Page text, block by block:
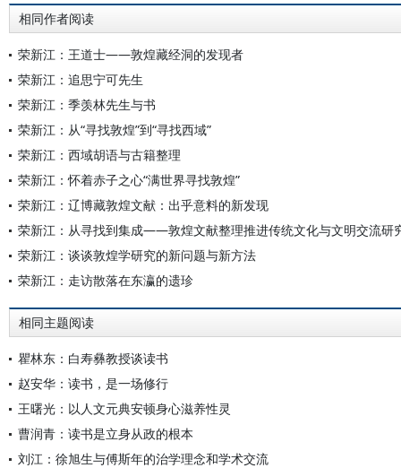
相同作者阅读
荣新江：王道士——敦煌藏经洞的发现者
荣新江：追思宁可先生
荣新江：季羡林先生与书
荣新江：从“寻找敦煌”到“寻找西域”
荣新江：西域胡语与古籍整理
荣新江：怀着赤子之心“满世界寻找敦煌”
荣新江：辽博藏敦煌文献：出乎意料的新发现
荣新江：从寻找到集成——敦煌文献整理推进传统文化与文明交流研
荣新江：谈谈敦煌学研究的新问题与新方法
荣新江：走访散落在东瀛的遗珍
相同主题阅读
瞿林东：白寿彝教授谈读书
赵安华：读书，是一场修行
王曙光：以人文元典安顿身心滋养性灵
曹润青：读书是立身从政的根本
刘江：徐旭生与傅斯年的治学理念和学术交流